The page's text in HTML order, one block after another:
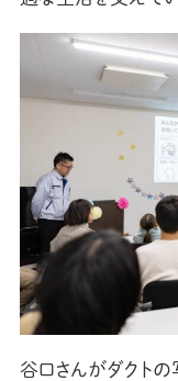
谷口さんがダクト